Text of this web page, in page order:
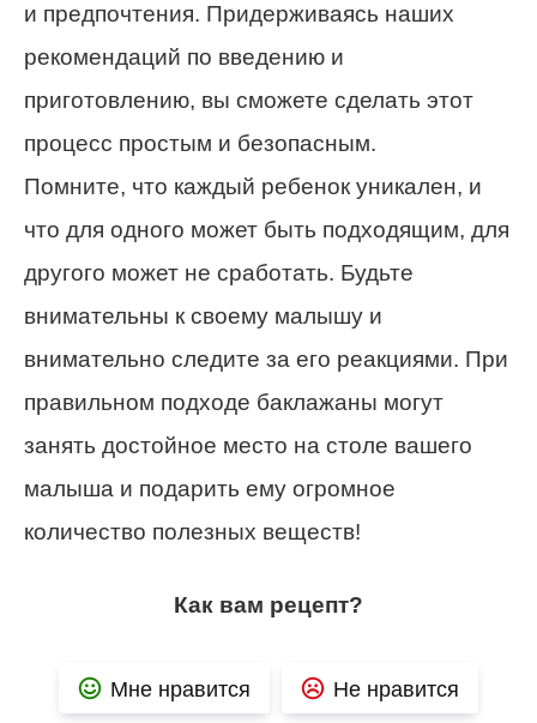
и предпочтения. Придерживаясь наших
рекомендаций по введению и
приготовлению, вы сможете сделать этот
процесс простым и безопасным.
Помните, что каждый ребенок уникален, и
что для одного может быть подходящим, для
другого может не сработать. Будьте
внимательны к своему малышу и
внимательно следите за его реакциями. При
правильном подходе баклажаны могут
занять достойное место на столе вашего
малыша и подарить ему огромное
количество полезных веществ!
Как вам рецепт?
Мне нравится Не нравится